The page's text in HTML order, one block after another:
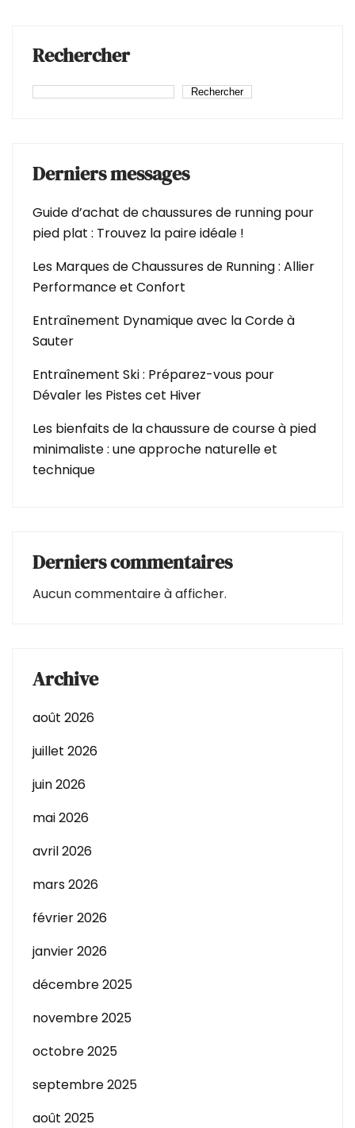
Rechercher
Rechercher
Derniers messages
Guide d’achat de chaussures de running pour
pied plat : Trouvez la paire idéale !
Les Marques de Chaussures de Running : Allier
Performance et Confort
Entraînement Dynamique avec la Corde à
Sauter
Entraînement Ski : Préparez-vous pour
Dévaler les Pistes cet Hiver
Les bienfaits de la chaussure de course à pied
minimaliste : une approche naturelle et
technique
Derniers commentaires
Aucun commentaire à afficher.
Archive
août 2026
juillet 2026
juin 2026
mai 2026
avril 2026
mars 2026
février 2026
janvier 2026
décembre 2025
novembre 2025
octobre 2025
septembre 2025
août 2025